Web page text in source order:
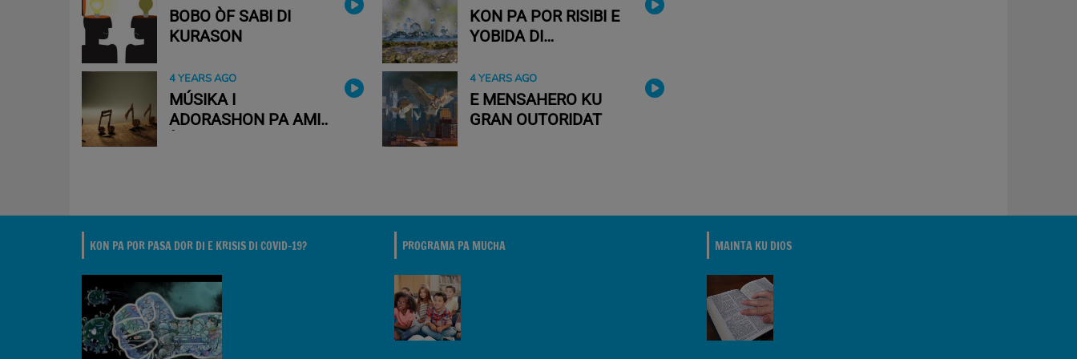
BOBO ÒF SABI DI
KURASON
KON PA POR RISIBI E
YOBIDA DI
SANTU)?
4 YEARS AGO
MÚSIKA I
ADORASHON PA AMI
4 YEARS AGO
E MENSAHERO KU
GRAN OUTORIDAT
KON PA POR PASA DOR DI E KRISIS DI COVID-19? PROGRAMA PA MUCHA MAINTA KU DIOS